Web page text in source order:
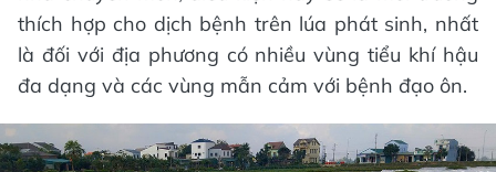
thích hợp cho dịch bệnh trên lúa phát sinh, nhất
là đối với địa phương có nhiều vùng tiểu khí hậu
đa dạng và các vùng mẫn cảm với bệnh đạo ôn.